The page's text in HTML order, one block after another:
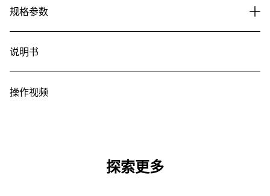
规格参数
说明书
操作视频
探索更多